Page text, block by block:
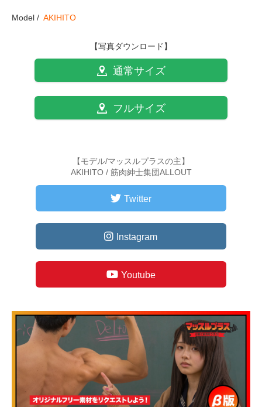
Model / AKIHITO
【写真ダウンロード】
通常サイズ
フルサイズ
【モデル/マッスルプラスの主】
AKIHITO / 筋肉紳士集団ALLOUT
Twitter
Instagram
Youtube